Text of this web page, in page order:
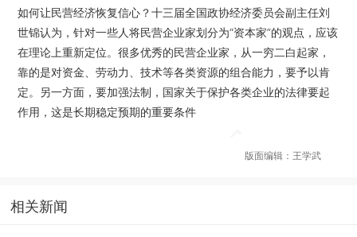
如何让民营经济恢复信心？十三届全国政协经济委员会副主任刘
世锦认为，针对一些人将民营企业家划分为“资本家”的观点，应该
在理论上重新定位。很多优秀的民营企业家，从一穷二白起家，
靠的是对资金、劳动力、技术等各类资源的组合能力，要予以肯
定。另一方面，要加强法制，国家关于保护各类企业的法律要起
作用，这是长期稳定预期的重要条件
版面编辑：王学武
相关新闻